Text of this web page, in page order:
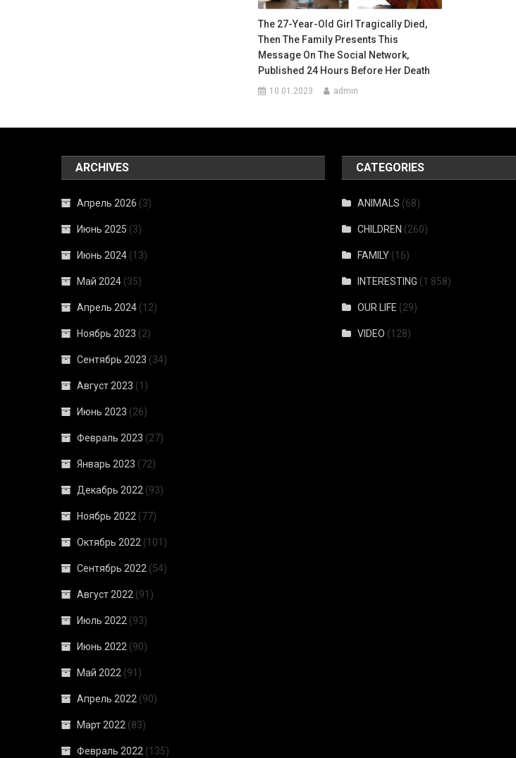
The 27-Year-Old Girl Tragically Died,
Then The Family Presents This
Message On The Social Network,
Published 24 Hours Before Her Death
10.01.2023 admin
ARCHIVES
Апрель 2026 (3)
Июнь 2025 (3)
Июнь 2024 (13)
Май 2024 (35)
Апрель 2024 (12)
Ноябрь 2023 (2)
Сентябрь 2023 (34)
Август 2023 (1)
Июнь 2023 (26)
Февраль 2023 (27)
Январь 2023 (72)
Декабрь 2022 (93)
Ноябрь 2022 (77)
Октябрь 2022 (101)
Сентябрь 2022 (54)
Август 2022 (91)
Июль 2022 (93)
Июнь 2022 (90)
Май 2022 (91)
Апрель 2022 (90)
Март 2022 (83)
Февраль 2022 (135)
CATEGORIES
ANIMALS (68)
CHILDREN (260)
FAMILY (16)
INTERESTING (1 858)
OUR LIFE (29)
VIDEO (128)